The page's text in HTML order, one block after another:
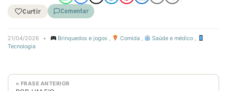
Curtir Comentar
21/04/2026 • Brinquedos e jogos , Comida, Saúde e médico ,
Tecnologia
« FRASE ANTERIOR